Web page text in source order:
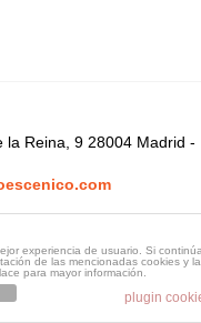
la Reina, 9 28004 Madrid -
experiencia de usuario. Si
de las mencionadas cookies y la
para mayor información.
plugin